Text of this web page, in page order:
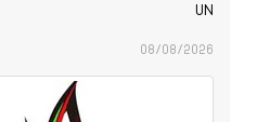
UN
08/08/2026